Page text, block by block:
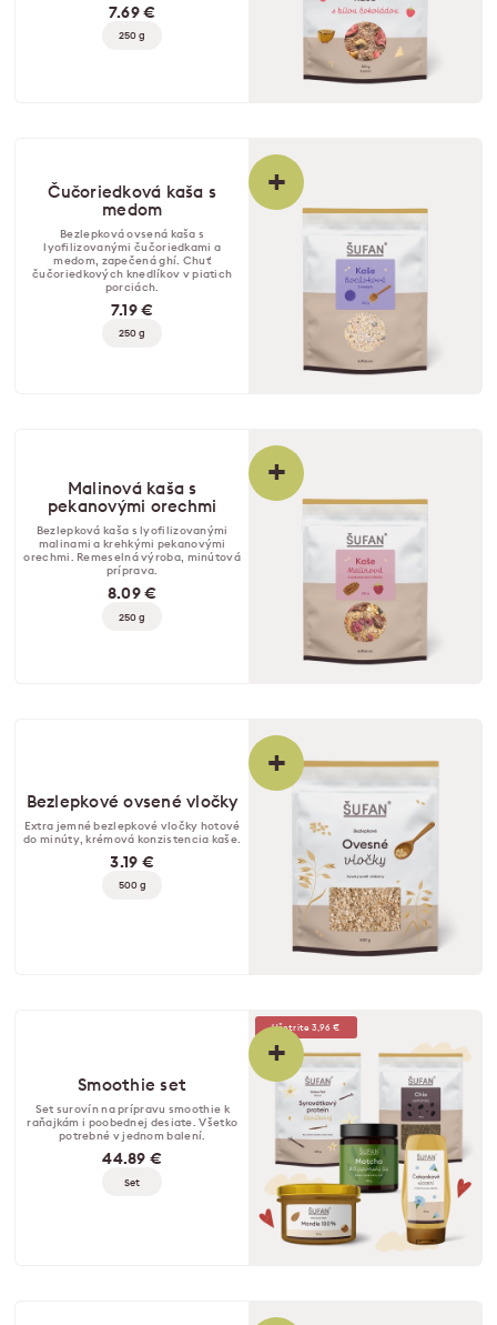
7.69 €
250 g
+
Čučoriedková kaša s
medom
Bezlepková ovsená kaša s
lyofilizovanými čučoriedkami a
medom, zapečená ghí. Chuť
čučoriedkových knedlíkov v piatich
porciách.
7.19 €
250 g
+
Malinová kaša s
pekanovými orechmi
Bezlepková kaša s lyofilizovanými
malinami a krehkými pekanovými
orechmi. Remeselná výroba, minútová
príprava.
8.09 €
250 g
+
Bezlepkové ovsené vločky
Extra jemné bezlepkové vločky hotové
do minúty, krémová konzistencia kaše.
3.19 €
500 g
+
Ušetrite 3,96 €
Smoothie set
Set surovín na prípravu smoothie k
raňajkám i poobednej desiate. Všetko
potrebné v jednom balení.
44.89 €
Set